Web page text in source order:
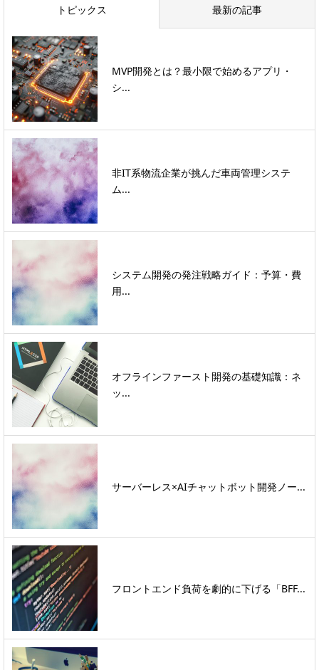
トピックス 最新の記事
MVP開発とは？最小限で始めるアプリ・
シ...
非IT系物流企業が挑んだ車両管理システ
ム...
システム開発の発注戦略ガイド：予算・費
用...
オフラインファースト開発の基礎知識：ネ
ッ...
サーバーレス×AIチャットボット開発ノー...
フロントエンド負荷を劇的に下げる「BFF...